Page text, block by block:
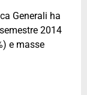
Generali ha
2014
e masse